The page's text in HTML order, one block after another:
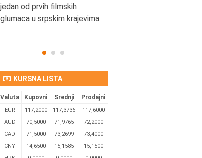
jedan od prvih filmskih
glumaca u srpskim krajevima.
KURSNA LISTA
Valuta Kupovni Srednji Prodajni
EUR 117,2000 117,3736
117,6000
AUD
70,5000 71,9765
72,2000
CAD
71,5000 73,2699
73,4000
CNY
14,6500 15,1585
15,1500